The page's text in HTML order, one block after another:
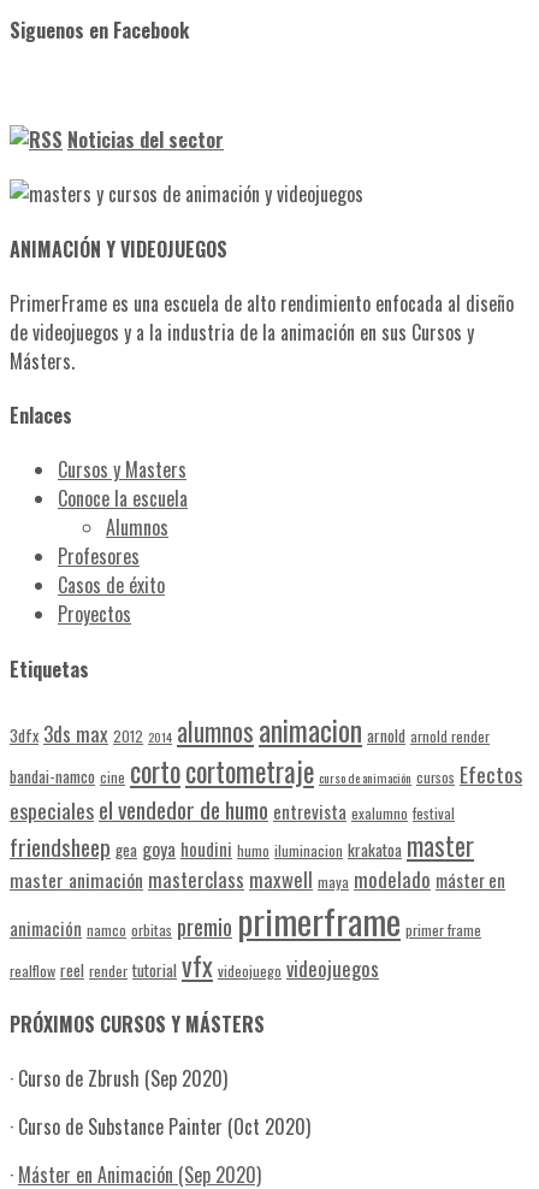
Siguenos en Facebook
Noticias del sector
ANIMACIÓN Y VIDEOJUEGOS
PrimerFrame es una escuela de alto rendimiento enfocada al diseño
de videojuegos y a la industria de la animación en sus Cursos y
Másters.
Enlaces
Cursos y Masters
Conoce la escuela
Alumnos
Profesores
Casos de éxito
Proyectos
Etiquetas
3dfx 3ds max 2012 2014 alumnosanimacion arnold arnold render
bandai-namco cine cortocortometraje curso de animación cursos Efectos
especialesel vendedor de humo entrevista exalumno festival
friendsheep gea goya houdini humo iluminacion krakatoa master
master animación masterclass maxwell maya modelado máster en
animación namco orbitas premio primerframe primer frame
realflow reel render tutorial vfx videojuego videojuegos
PRÓXIMOS CURSOS Y MÁSTERS
· Curso de Zbrush (Sep 2020)
· Curso de Substance Painter (Oct 2020)
· Máster en Animación (Sep 2020)